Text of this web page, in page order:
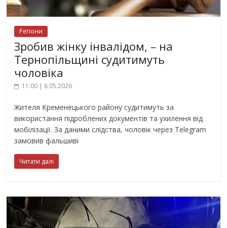
Регіони
Зробив жінку інвалідом, – на
Тернопільщині судитимуть
чоловіка
11:00 | 8.05.2026
Жителя Кременецького району судитимуть за
використання підроблених документів та ухилення від
мобілізації. За даними слідства, чоловік через Telegram
замовив фальшиві
Читати далі